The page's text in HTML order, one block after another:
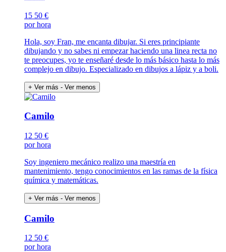
15 50 €
por hora
Hola, soy Fran, me encanta dibujar. Si eres principiante
dibujando y no sabes ni empezar haciendo una linea recta no
te preocupes, yo te enseñaré desde lo más básico hasta lo más
complejo en dibujo. Especializado en dibujos a lápiz y a boli.
+ Ver más - Ver menos
Camilo
12 50 €
por hora
Soy ingeniero mecánico realizo una maestría en
mantenimiento, tengo conocimientos en las ramas de la física
química y matemáticas.
+ Ver más - Ver menos
Camilo
12 50 €
por hora